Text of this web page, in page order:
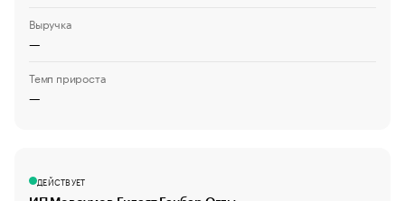
Выручка
—
Темп прироста
—
ДЕЙСТВУЕТ